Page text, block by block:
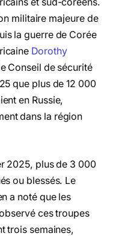
militaire majeure de
la guerre de Corée
Dorothy
Conseil de sécurité
que plus de 12 000
en Russie,
dans la région
2025, plus de 3 000
ou blessés. Le
a noté que les
ces troupes
trois semaines,